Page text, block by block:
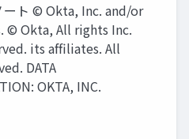
ート © Okta, Inc. and/or
© Okta, All rights Inc.
its afﬁliates. All
DATA
OKTA, INC.